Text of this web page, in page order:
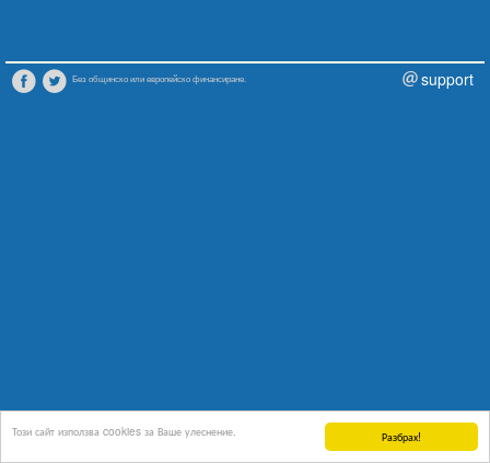
Разбрах!
Този сайт използва cookies за Ваше улеснение.
Без общинско или европейско финансиране. support